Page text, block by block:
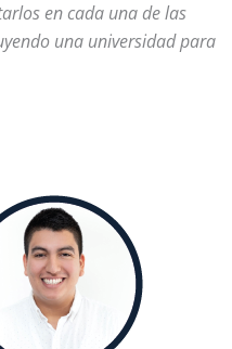
en cada una de las
una universidad para